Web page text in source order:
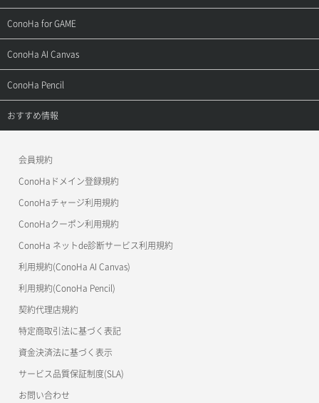
用語集
お問い合わせ
お乗り換えガイド
よくある質問
ご利用ガイド
APIドキュメントVPS2.0
APIドキュメントVPS3.0
サポートトップ
ご利用ガイド
APIドキュメントVPS2.0
APIドキュメントVPS3.0
ConoHa for GAME
サポートトップ
ご利用ガイド
ConoHa AI Canvas
サポートトップ
ご利用ガイド
ConoHa Pencil
サポートトップ
おすすめ情報
美雲このは徹底ガイド
会員規約
ConoHaドメイン登録規約
ConoHaチャージ利用規約
ConoHaクーポン利用規約
ConoHa ネットde診断サービス利用規約
利用規約(ConoHa AI Canvas)
利用規約(ConoHa Pencil)
契約代理店規約
特定商取引法に基づく表記
資金決済法に基づく表示
サービス品質保証制度(SLA)
お問い合わせ